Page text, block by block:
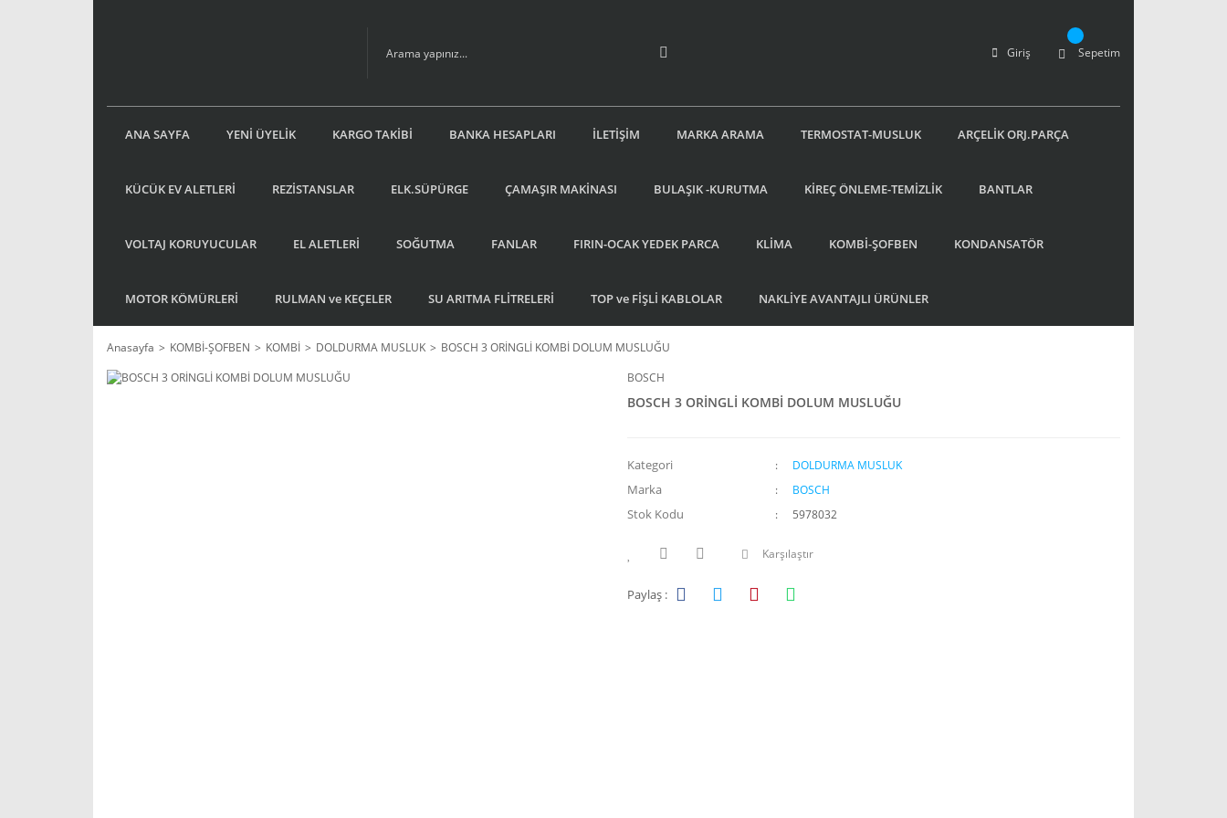
Giriş Sepetim
ANA SAYFA YENİ ÜYELİK KARGO TAKİBİ BANKA HESAPLARI İLETİŞİM MARKA ARAMA TERMOSTAT-MUSLUK ARÇELİK ORJ.PARÇA
KÜCÜK EV ALETLERİ REZİSTANSLAR ELK.SÜPÜRGE ÇAMAŞIR MAKİNASI BULAŞIK -KURUTMA KİREÇ ÖNLEME-TEMİZLİK BANTLAR
VOLTAJ KORUYUCULAR EL ALETLERİ SOĞUTMA FANLAR FIRIN-OCAK YEDEK PARCA KLİMA KOMBİ-ŞOFBEN KONDANSATÖR
MOTOR KÖMÜRLERİ RULMAN ve KEÇELER SU ARITMA FLİTRELERİ TOP ve FİŞLİ KABLOLAR NAKLİYE AVANTAJLI ÜRÜNLER
Anasayfa KOMBİ-ŞOFBEN KOMBİ DOLDURMA MUSLUK
BOSCH 3 ORİNGLİ KOMBİ DOLUM MUSLUĞU
BOSCH
BOSCH 3 ORİNGLİ KOMBİ DOLUM MUSLUĞU
Kategori DOLDURMA MUSLUK
Marka BOSCH
Stok Kodu 5978032
Karşılaştır
Paylaş :